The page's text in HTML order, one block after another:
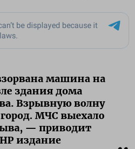
машина на
здания дома
Взрывную волну
МЧС выехало
— приводит
издание